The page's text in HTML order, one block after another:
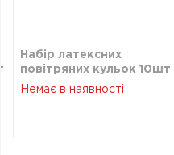
Набір латексних
повітряних кульок 10шт
30см Горох 1211-5
Немає в наявності